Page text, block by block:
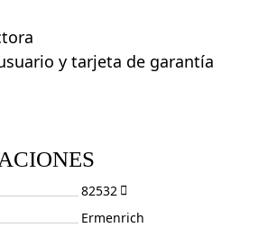
y tarjeta de garantía
82532
Ermenrich